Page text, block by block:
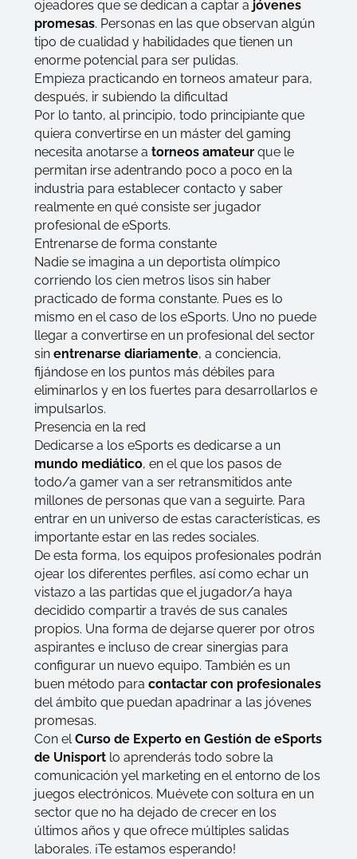
ojeadores que se dedican a captar a jóvenes
promesas. Personas en las que observan algún
tipo de cualidad y habilidades que tienen un
enorme potencial para ser pulidas.
Empieza practicando en torneos amateur para,
después, ir subiendo la dificultad
Por lo tanto, al principio, todo principiante que
quiera convertirse en un máster delgaming
necesita anotarse atorneosamateur que le
permitan irse adentrando poco a poco en la
industria para establecer contacto y saber
realmenteen qué consiste ser jugador
profesional de eSports.
Entrenarse de forma constante
Nadie se imagina a un deportista olímpico
corriendo los cien metros lisos sin haber
practicado de forma constante. Pues es lo
mismo en el caso de los eSports. Uno no puede
llegar a convertirse en un profesional del sector
sinentrenarse diariamente, a conciencia,
fijándose en los puntos más débiles para
eliminarlos y en los fuertes para desarrollarlos e
impulsarlos.
Presencia en la red
Dedicarse a los eSports es dedicarse a un
mundo mediático, en el que los pasos de
todo/agamervan a ser retransmitidos ante
millones de personas que van a seguirte. Para
entrar en un universo de estas características, es
importante estar en las redes sociales.
De esta forma, los equipos profesionales podrán
ojear los diferentes perfiles, así como echar un
vistazo a las partidas que el jugador/a haya
decidido compartir a través de sus canales
propios. Una forma de dejarse querer por otros
aspirantes e incluso de crear sinergias para
configurar un nuevo equipo. También es un
buen método paracontactar con profesionales
del ámbito que puedan apadrinar a las jóvenes
promesas.
Con elCurso de Experto en Gestión de eSports
de Unisport lo aprenderás todo sobre la
comunicación yel marketing en el entorno de los
juegos electrónicos. Muévete con soltura en un
sector que no ha dejado de crecer en los
últimos años y que ofrece múltiples salidas
laborales. ¡Te estamos esperando!